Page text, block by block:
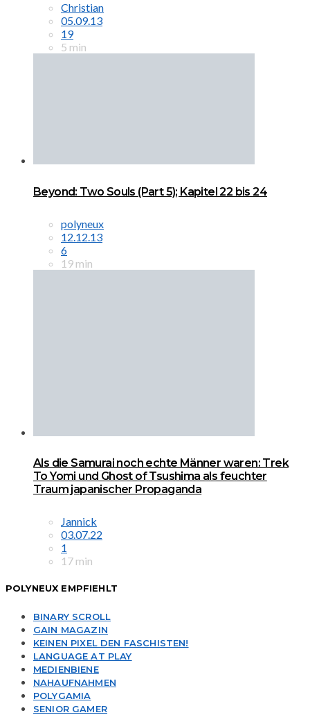
Christian
05.09.13
19
5 min
Beyond: Two Souls (Part 5); Kapitel 22 bis 24
polyneux
12.12.13
6
19 min
Als die Samurai noch echte Männer waren: Trek
To Yomi und Ghost of Tsushima als feuchter
Traum japanischer Propaganda
Jannick
03.07.22
1
17 min
POLYNEUX EMPFIEHLT
BINARY SCROLL
GAIN MAGAZIN
KEINEN PIXEL DEN FASCHISTEN!
LANGUAGE AT PLAY
MEDIENBIENE
NAHAUFNAHMEN
POLYGAMIA
SENIOR GAMER